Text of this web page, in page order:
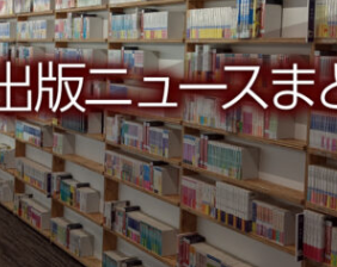
とめ 2026.07.31
日刊出版ニュースまとめ
チャットボット（ベータ版）を公開しました
お
ChatGPTが文体模写を拒否するようになど 日刊出
め
講談社、著者向けポータルサイト・プラスコネクト
日刊出版ニュースまとめ
ラップも読書など 日刊出版ニュースまとめ